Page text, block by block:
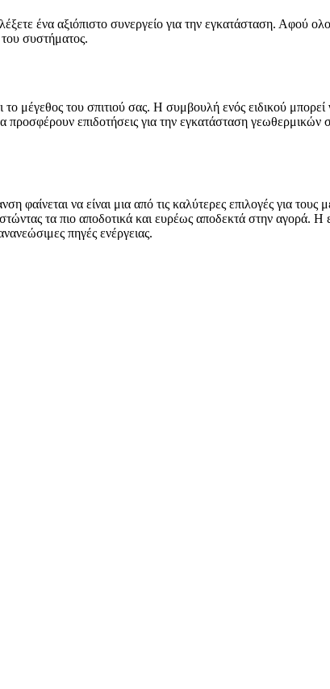
ένα αξιόπιστο συνεργείο για την εγκατάσταση. Αφού
του συστήματος.
μέγεθος του σπιτιού σας. Η συμβουλή ενός ειδικού
προσφέρουν επιδοτήσεις για την εγκατάσταση
να είναι μια από τις καλύτερες επιλογές για τους
τα πιο αποδοτικά και ευρέως αποδεκτά στην αγορά. Η
πηγές ενέργειας.